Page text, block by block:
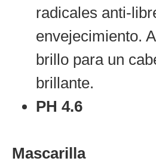
radicales anti-
envejecimiento.
brillo para un
brillante.
PH 4.6
Mascarilla